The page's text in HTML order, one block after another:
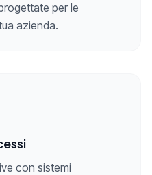
per le
azienda.
con sistemi